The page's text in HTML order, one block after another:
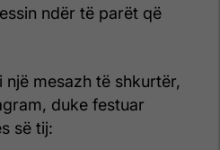
ndër të parët që
mesazh të shkurtër,
duke festuar
së tij: